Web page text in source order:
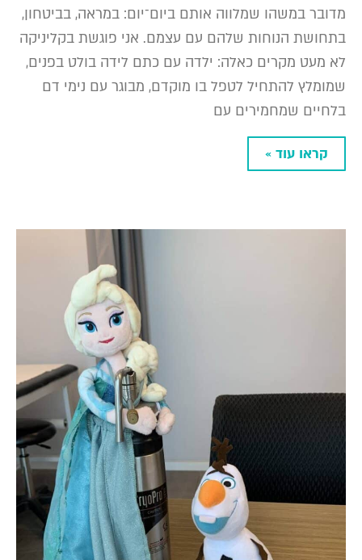
מדובר במשהו שמלווה אותם ביום־יום: במראה, בביטחון,
בתחושת הנוחות שלהם עם עצמם. אני פוגשת בקליניקה
לא מעט מקרים כאלה: ילדה עם כתם לידה בולט בפנים,
שמומלץ להתחיל לטפל בו מוקדם, מבוגר עם נימי דם
בלחיים שמחמירים עם
קראו עוד »